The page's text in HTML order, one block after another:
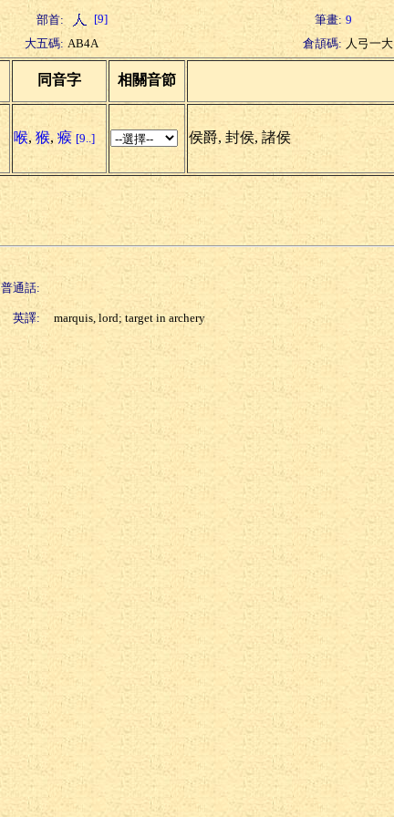
部首: [9] 筆畫: 9
大五碼: AB4A 倉頡碼: 人弓一大
同音字 相關音節
喉, 猴, 瘊 [9..] 侯爵, 封侯, 諸侯
普通話:
英譯: marquis, lord; target in archery